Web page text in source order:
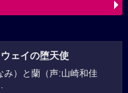
ェイの堕天使
み）と蘭（声:山崎和佳